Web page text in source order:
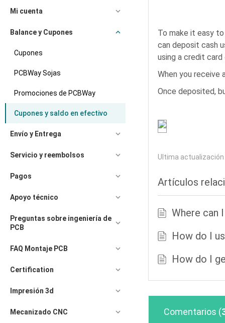
To make it easy
can deposit cash
using a credit
When you receive
Once deposited,
Ultima
Artículos
Where can
How do I
How do I
Comentarios (
Mi cuenta
Balance y Cupones
Cupones
PCBWay Sojas
Promociones de PCBWay
Cupones y saldo en efectivo
Envío y Entrega
Servicio y reembolsos
Pagos
Apoyo técnico
Preguntas sobre ingeniería de
PCB
FAQ Montaje PCB
Certification
Impresión 3d
Mecanizado CNC